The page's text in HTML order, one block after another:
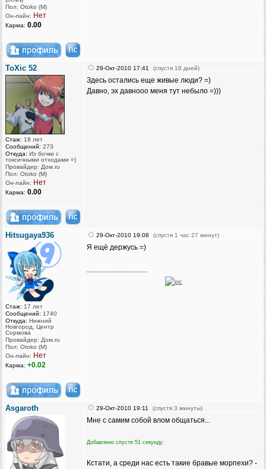
Пол: Otoko (M)
Он-лайн: Нет
Карма: 0.00
ToXic 52
Стаж: 18 лет
Сообщений: 273
Откуда: Из бочки с
токсичными отходами =)
Провайдер: Дом.ru
Пол: Otoko (M)
Он-лайн: Нет
Карма: 0.00
29-Окт-2010 17:41 (спустя 18 дней)
Здесь остались еще живые люди? =)
Давно, эх давнооо меня тут небыло =)))
Hitsugaya936
Стаж: 17 лет
Сообщений: 1740
Откуда: Нижний
Новгород, Центр
Сормова
Провайдер: Дом.ru
Пол: Otoko (M)
Он-лайн: Нет
Карма: +0.02
29-Окт-2010 19:08 (спустя 1 час 27 минут)
Я ещё держусь =)
Asgaroth 29-Окт-2010 19:11 (спустя 3 минуты)
Мне с самим собой влом общаться...
Добавлено спустя 51 секунду:
Кстати, а среди нас есть такие бравые морпехи? -